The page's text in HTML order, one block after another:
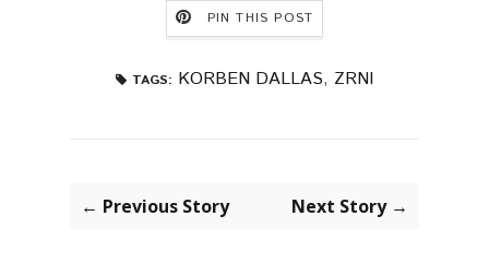
PIN THIS POST
TAGS: KORBEN DALLAS, ZRNI
← Previous Story Next Story →